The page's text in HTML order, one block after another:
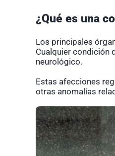
¿Qué es una
Los principales
Cualquier condición
neurológico.
Estas afecciones
otras anomalías